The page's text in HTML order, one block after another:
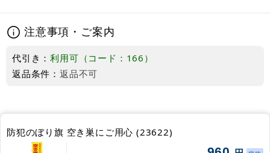
注意事項・ご案内
代引き：利用可（コード：166）
返品条件： 返品不可
防犯のぼり旗 空き巣にご用心 (23622)